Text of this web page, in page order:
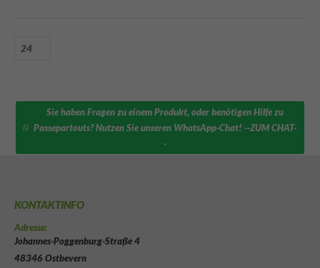
Sie haben Fragen zu einem Produkt, oder benötigen Hilfe zu
Passepartouts? Nutzen Sie unseren WhatsApp-Chat! --ZUM CHAT-
-
KONTAKTINFO
Adresse:
Johannes-Poggenburg-Straße 4
48346 Ostbevern